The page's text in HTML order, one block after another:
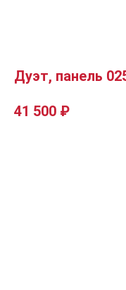
Дуэт, панель
41 500 ₽